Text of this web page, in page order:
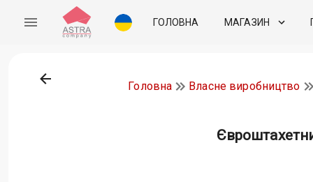
ГОЛОВНА МАГАЗИН
Головна Власне виробництво